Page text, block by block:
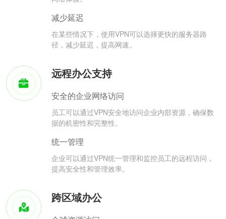
减少延迟
在某些情况下，使用VPN可以选择更快的服务器路
径，减少延迟，提高网速。
远程办公支持
安全的企业网络访问
员工可以通过VPN安全地访问企业内部资源，确保数
据的机密性和完整性。
统一管理
企业可以通过VPN统一管理和监控员工的远程访问，
提高安全性和管理效率。
跨区域办公